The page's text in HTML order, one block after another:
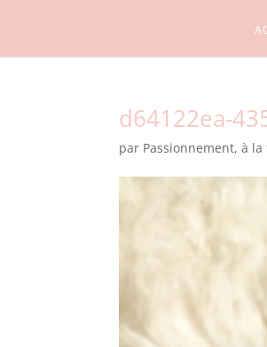
d64122ea-
par Passionnement, à la